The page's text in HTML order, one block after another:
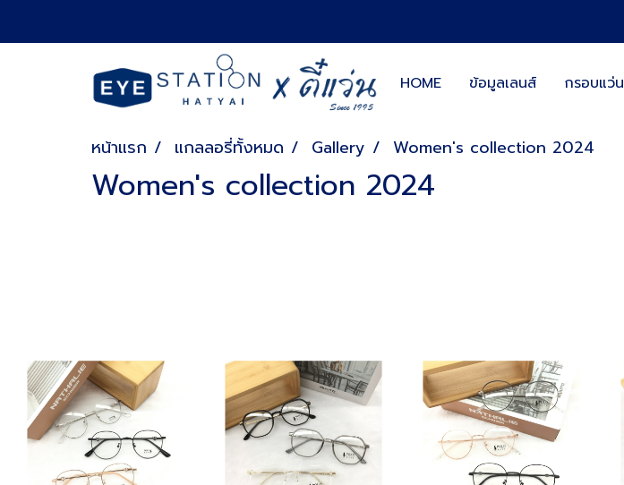
HOME ข้อมูลเลนส์ กรอบแว่น
หน้าแรก แกลลอรี่ทั้งหมด Gallery Women's collection 2024
Women's collection 2024